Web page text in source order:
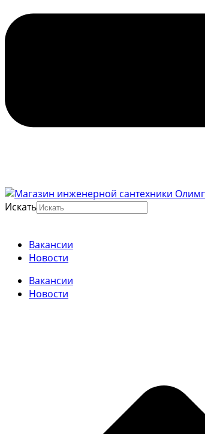
Искать
Вакансии
Новости
Вакансии
Новости